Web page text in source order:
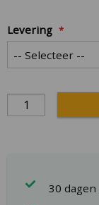
Levering
30 dagen